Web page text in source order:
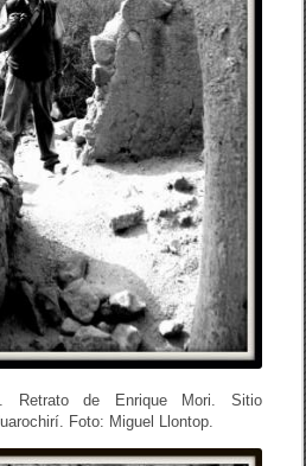
Retrato de Enrique Mori. Sitio
Foto: Miguel Llontop.